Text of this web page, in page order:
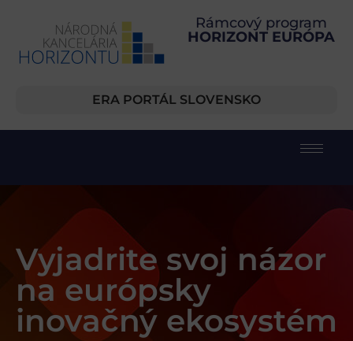
Rámcový program
HORIZONT EURÓPA
ERA PORTÁL SLOVENSKO
Vyjadrite svoj názor
na európsky
inovačný ekosystém